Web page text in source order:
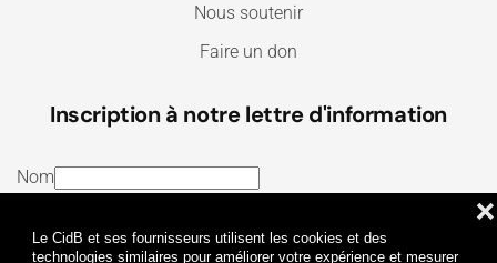
Le CidB et ses fournisseurs utilisent les cookies et des
technologies similaires pour améliorer votre expérience et mesurer
❌
Nous soutenir
Faire un don
Inscription à notre lettre d'information
Nom
J’ai lu et j’accepte lesTermes et conditionset la